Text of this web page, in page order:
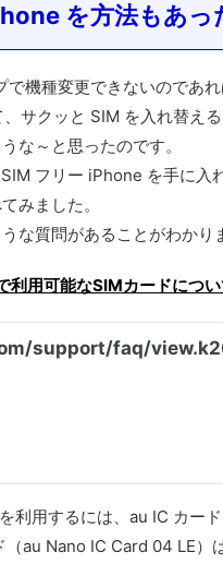
を方法もあっ
で機種変更できないのであ
サクッと SIM を入れ替える
な～と思ったのです。
フリー iPhone を手に入
みました。
な質問があることがわかり
用可能なSIMカードにつ
利用するには、au IC カー
（au Nano IC Card 04 LE）